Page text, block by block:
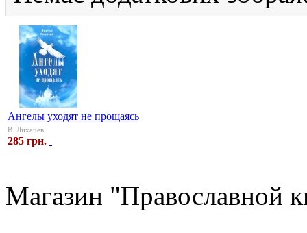
Ангелы уходят не прощаясь
В. Лихачев
285 грн.
Магазин "Православной